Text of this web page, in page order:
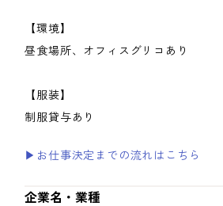
【環境】
昼食場所、オフィスグリコあり
【服装】
制服貸与あり
▶お仕事決定までの流れはこちら
企業名・業種